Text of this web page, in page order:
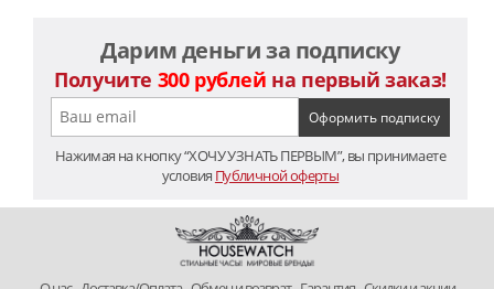
Дарим деньги за подписку
Получите 300 рублей на первый заказ!
Нажимая на кнопку “ХОЧУ УЗНАТЬ ПЕРВЫМ”, вы принимаете
условия Публичной оферты